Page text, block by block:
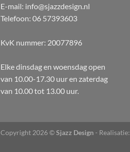
E-mail: info@sjazzdesign.nl
Telefoon: 06 57393603
KvK nummer: 20077896
Elke dinsdag en woensdag open
van 10.00-17.30 uur en zaterdag
van 10.00 tot 13.00 uur.
Copyright 2026 ©Sjazz Design - Realisatie: